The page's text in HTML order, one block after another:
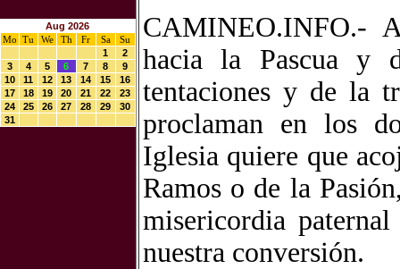
Aug 2026
Mo
Tu We Th Fr Sa
Su
1
2
3
4 5 6 7 8
9
10
11 12 13 14 15
16
17
18 19 20 21 22
23
24
25 26 27 28 29
30
31
CAMINEO.INFO.-
hacia la Pascua y
tentaciones y de la
proclaman en los
Iglesia quiere que
Ramos o de la
misericordia
nuestra conversión.